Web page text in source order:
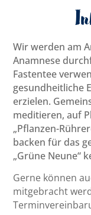
Wir werden am
Anamnese
Fastentee
gesundheitliche
erzielen.
meditieren, auf
„Pflanzen-
backen für das
„Grüne Neune“
Gerne können
mitgebracht